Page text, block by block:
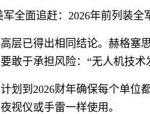
军全面追赶：2026年前列装全
层已得出相同结论。赫格塞
敢于承担风险：“无人机技
划到2026财年确保每个单位
视仪或手雷一样使用。